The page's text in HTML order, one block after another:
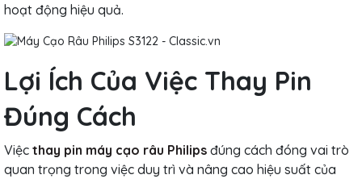
hoạt động hiệu quả.
Lợi Ích Của Việc Thay Pin
Đúng Cách
Việc thay pin máy cạo râu Philips đúng cách đóng vai trò
quan trọng trong việc duy trì và nâng cao hiệu suất của